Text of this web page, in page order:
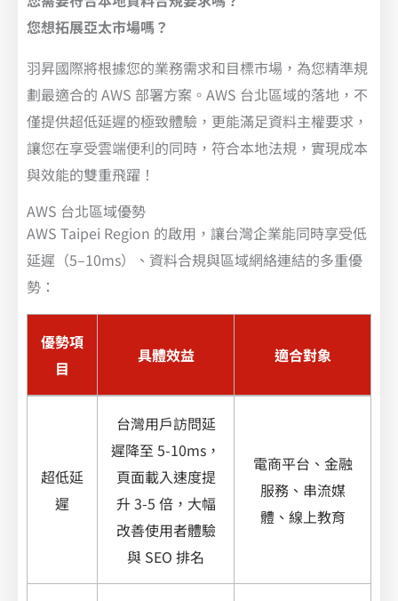
您想拓展亞太市場嗎？
羽昇國際將根據您的業務需求和目標市場，為您精準規
劃最適合的 AWS 部署方案。AWS 台北區域的落地，不
僅提供超低延遲的極致體驗，更能滿足資料主權要求，
讓您在享受雲端便利的同時，符合本地法規，實現成本
與效能的雙重飛躍！
AWS 台北區域優勢
AWS Taipei Region 的啟用，讓台灣企業能同時享受低
延遲（5–10ms）、資料合規與區域網絡連結的多重優
勢：
優勢項
目
具體效益 適合對象
超低延
遲
台灣用戶訪問延
遲降至 5-10ms，
頁面載入速度提
升 3-5 倍，大幅
改善使用者體驗
與 SEO 排名
電商平台、金融
服務、串流媒
體、線上教育